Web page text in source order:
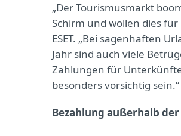
„Der Tourismusmarkt
Schirm und wollen dies
ESET. „Bei sagenhaften
Jahr sind auch viele
Zahlungen für
besonders vorsichtig sein.“
Bezahlung außerhalb